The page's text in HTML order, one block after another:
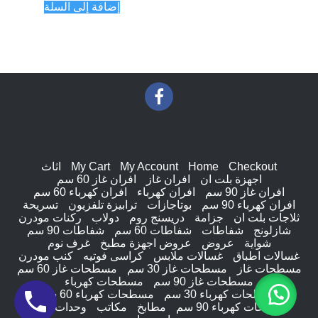
إضافة إلى السلة
Checkout
Home
My Account
My Cart
اثاث
اجهزة بلت ان
افران غاز
افران غاز 60 سم
افران غاز 90 سم
افران كهرباء
افران كهرباء 60 سم
افران كهرباء 90 سم
بوتاجازات ترابيزة تلفزيون
تسريحة
ثلاجات بلت ان
جزامة دريسنج روم دولاب
ركنات مودرن
شازلونج
شفاطات شفاطات 60 سم
شفاطات 90 سم
شواية
عروض عروض اجهزة مطبخ
غرف نوم
غسالات اطباق
غسالات ملابس كراسى فوتيه
كنب مودرن
مسطحات غاز
مسطحات غاز 30 سم
مسطحات غاز 60 سم
مسطحات غاز 90 سم
مسطحات كهرباء
مسطحات كهرباء 30 سم
مسطحات كهرباء 60 سم
مسطحات كهرباء 90 سم
مطابخ مكاتب
وحدات ادراج